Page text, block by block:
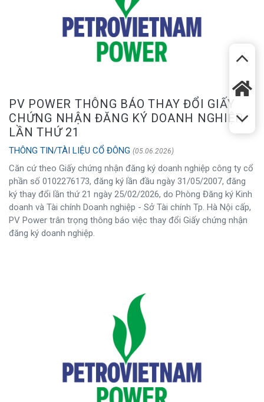
PV POWER THÔNG BÁO THAY ĐỔI GIẤY
CHỨNG NHẬN ĐĂNG KÝ DOANH NGHIỆP,
LẦN THỨ 21
THÔNG TIN/TÀI LIỆU CỔ ĐÔNG (05.06.2026)
Căn cứ theo Giấy chứng nhận đăng ký doanh nghiệp công ty cổ
phần số 0102276173, đăng ký lần đầu ngày 31/05/2007, đăng
ký thay đổi lần thứ 21 ngày 25/02/2026, do Phòng Đăng ký Kinh
doanh và Tài chính Doanh nghiệp - Sở Tài chính Tp. Hà Nội cấp,
PV Power trân trọng thông báo việc thay đổi Giấy chứng nhận
đăng ký doanh nghiệp.